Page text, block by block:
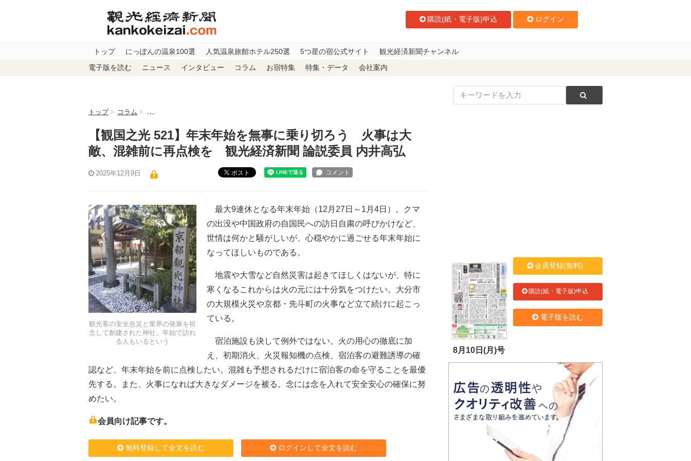
購読(紙・電子版)申込 ログイン
トップ にっぽんの温泉100選 人気温泉旅館ホテル250選 5つ星の宿公式サイト 観光経済新聞チャンネル
電子版を読む ニュース インタビュー コラム お宿特集 特集・データ 会社案内
トップ コラム 【観国之光 521】年末年始を無事に乗り切ろう 火事は大敵、混雑前に再点検を 観光経済新聞 論説委員 内井高弘
【観国之光 521】年末年始を無事に乗り切ろう 火事は大
敵、混雑前に再点検を 観光経済新聞 論説委員 内井高弘
2025年12月9日 ポスト
観光客の安全息災と業界の発展を祈
念して創建された神社。年始で訪れ
る人もいるという
最大9連休となる年末年始（12月27日～1月4日）。クマ
の出没や中国政府の自国民への訪日自粛の呼びかけなど、
世情は何かと騒がしいが、心穏やかに過ごせる年末年始に
なってほしいものである。
地震や大雪など自然災害は起きてほしくはないが、特に
寒くなるこれからは火の元には十分気をつけたい。大分市
の大規模火災や京都・先斗町の火事など立て続けに起こっ
ている。
宿泊施設も決して例外ではない。火の用心の徹底に加
え、初期消火、火災報知機の点検、宿泊客の避難誘導の確
認など、年末年始を前に点検したい。混雑も予想されるだけに宿泊客の命を守ることを最優
先する。また、火事になれば大きなダメージを被る。念には念を入れて安全安心の確保に努
めたい。
会員向け記事です。
無料登録して全文を読む ログインして全文を読む
8月10日(月)号
会員登録(無料)
購読(紙・電子版)申込
電子版を読む